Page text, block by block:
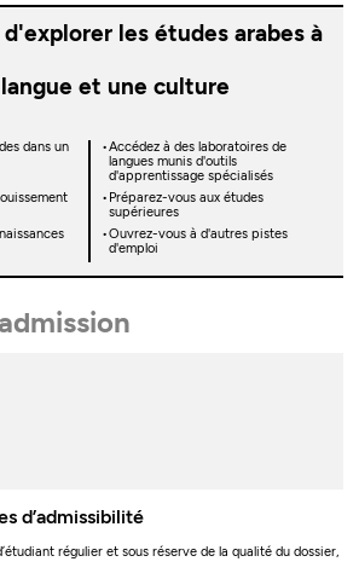
les études arabes à
et une culture
dans un
Accédez à des laboratoires de
langues munis d'outils
d'apprentissage spécialisés
Préparez-vous aux études
supérieures
Ouvrez-vous à d'autres pistes
d'emploi
d’admissibilité
régulier et sous réserve de la qualité du dossier,